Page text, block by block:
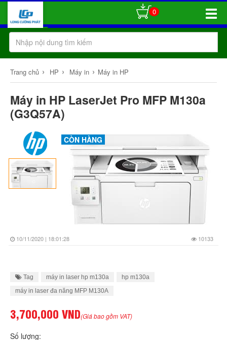
Toggle
0
Trang chủ › HP › Máy in › Máy in HP
Máy in HP LaserJet Pro MFP M130a
(G3Q57A)
CÒN HÀNG
10/11/2020 | 18:01:28 10133
Tag máy in laser hp m130a
hp m130a
máy in laser đa năng MFP M130A
3,700,000 VND(Giá bao gồm VAT)
Số lượng: